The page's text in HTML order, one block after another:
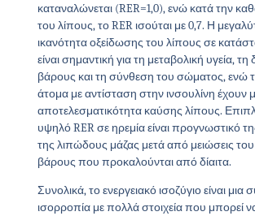
καταναλώνεται (RER=1,0), ενώ κατά την
του λίπους, το RER ισούται με 0,7. Η
ικανότητα οξείδωσης του λίπους σε
είναι σημαντική για τη μεταβολική υγεία, τη
βάρους και τη σύνθεση του σώματος, ενώ
άτομα με αντίσταση στην ινσουλίνη έχουν
αποτελεσματικότητα καύσης λίπους.
υψηλό RER σε ηρεμία είναι προγνωστικό
της λιπώδους μάζας μετά από μειώσεις
βάρους που προκαλούνται από δίαιτα.
Συνολικά, το ενεργειακό ισοζύγιο είναι μια
ισορροπία με πολλά στοιχεία που μπορεί